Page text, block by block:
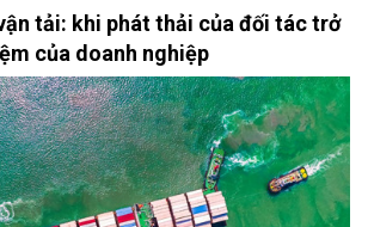
tải: khi phát thải của đối tác trở
của doanh nghiệp